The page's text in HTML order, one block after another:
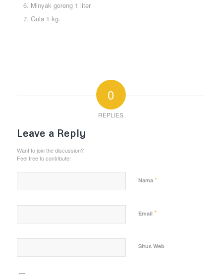
Minyak goreng 1 liter
Gula 1 kg.
0
REPLIES
Leave a Reply
Want to join the discussion?
Feel free to contribute!
Nama *
Email *
Situs Web